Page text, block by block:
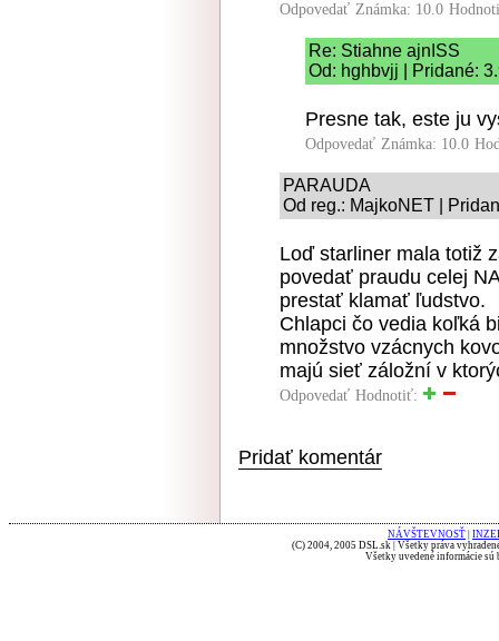
Odpovedať Známka: 10.0
Re: Stiahne ajnISS
Od: hghbvjj | Pridané:
Presne tak, este ju
Odpovedať Známka: 10.0
PARAUDA
Od reg.: MajkoNET |
Loď starliner mala totiž
povedať praudu celej
prestať klamať ľudstvo.
Chlapci čo vedia koľká
množstvo vzácnych
majú sieť záložní v
Odpovedať Hodnotiť:
Pridať komentár
NÁVŠTEVNOSŤ
(C) 2004, 2005 DSL.sk | Všetky práva
Všetky uvedené informácie sú